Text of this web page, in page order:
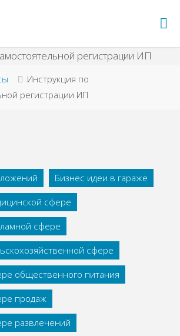
Инструкция по
регистрации ИП
Бизнес идеи в гараже
сфере
сфере
сфере
общественного питания
продаж
развлечений